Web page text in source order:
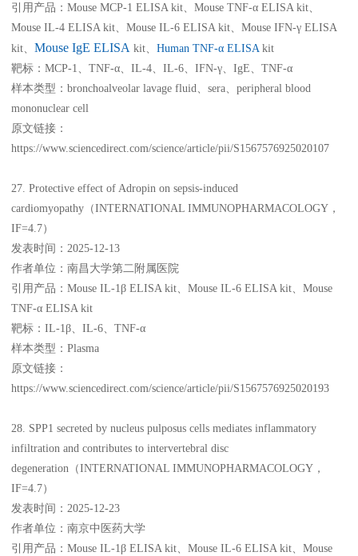
引用产品：Mouse MCP-1 ELISA kit、Mouse TNF-α ELISA kit、
Mouse IL-4 ELISA kit、Mouse IL-6 ELISA kit、Mouse IFN-γ ELISA
kit、 Mouse IgE ELISA kit、Human TNF-α ELISA kit
靶标：MCP-1、TNF-α、IL-4、IL-6、IFN-γ、IgE、TNF-α
样本类型：bronchoalveolar lavage fluid、sera、peripheral blood
mononuclear cell
原文链接：
https://www.sciencedirect.com/science/article/pii/S1567576925020107
27. Protective effect of Adropin on sepsis-induced
cardiomyopathy（INTERNATIONAL IMMUNOPHARMACOLOGY，
IF=4.7）
发表时间：2025-12-13
作者单位：南昌大学第二附属医院
引用产品：Mouse IL-1β ELISA kit、Mouse IL-6 ELISA kit、Mouse
TNF-α ELISA kit
靶标：IL-1β、IL-6、TNF-α
样本类型：Plasma
原文链接：
https://www.sciencedirect.com/science/article/pii/S1567576925020193
28. SPP1 secreted by nucleus pulposus cells mediates inflammatory
infiltration and contributes to intervertebral disc
degeneration（INTERNATIONAL IMMUNOPHARMACOLOGY，
IF=4.7）
发表时间：2025-12-23
作者单位：南京中医药大学
引用产品：Mouse IL-1β ELISA kit、Mouse IL-6 ELISA kit、Mouse